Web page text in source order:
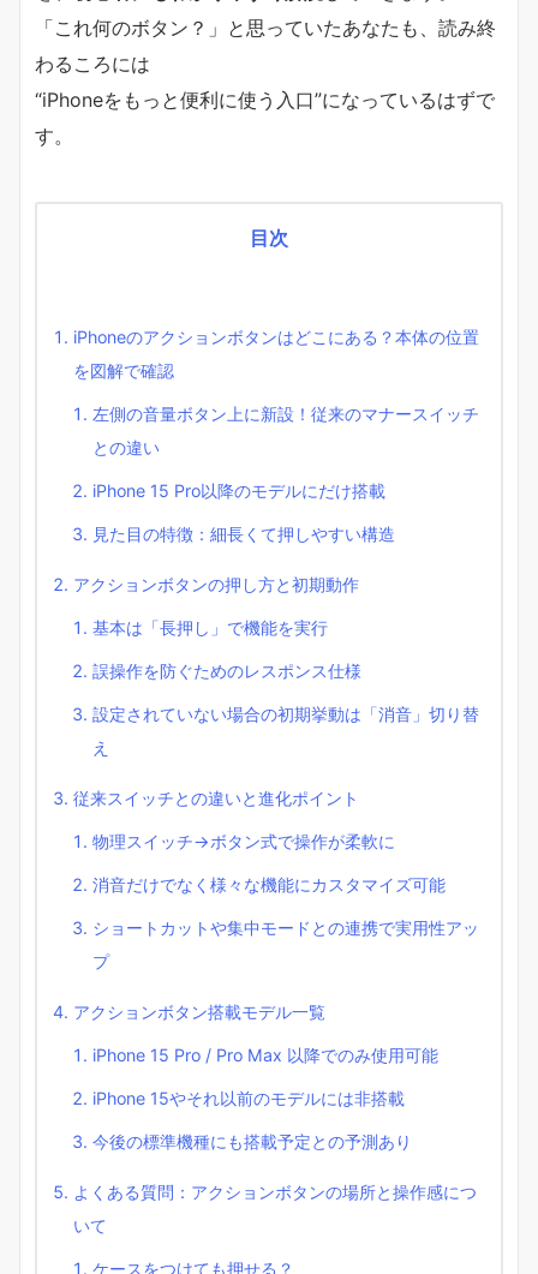
「これ何のボタン？」と思っていたあなたも、読み終
わるころには
“iPhoneをもっと便利に使う入口”になっているはずで
す。
目次
iPhoneのアクションボタンはどこにある？本体の位置
を図解で確認
左側の音量ボタン上に新設！従来のマナースイッチ
との違い
iPhone 15 Pro以降のモデルにだけ搭載
見た目の特徴：細長くて押しやすい構造
アクションボタンの押し方と初期動作
基本は「長押し」で機能を実行
誤操作を防ぐためのレスポンス仕様
設定されていない場合の初期挙動は「消音」切り替
え
従来スイッチとの違いと進化ポイント
物理スイッチ→ボタン式で操作が柔軟に
消音だけでなく様々な機能にカスタマイズ可能
ショートカットや集中モードとの連携で実用性アッ
プ
アクションボタン搭載モデル一覧
iPhone 15 Pro / Pro Max 以降でのみ使用可能
iPhone 15やそれ以前のモデルには非搭載
今後の標準機種にも搭載予定との予測あり
よくある質問：アクションボタンの場所と操作感につ
いて
ケースをつけても押せる？